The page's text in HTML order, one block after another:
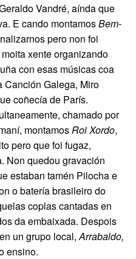
Vandré, aínda que
E cando montamosBem-
pero non foi
xente organizando
con esas músicas coa
Canción Galega, Miro
coñecía de París.
chamado por
montamos Roi Xordo,
pero que foi fugaz,
Non quedou gravación
estaban tamén Pilocha e
o batería brasileiro do
coplas cantadas en
da embaixada. Despois
un grupo local, Arrabaldo,
ensino.